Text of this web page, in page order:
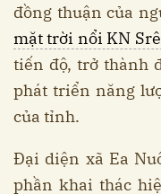
đồng thuận của
mặt trời nổi KN
tiến độ, trở thành
phát triển năng
của tỉnh.
Đại diện xã Ea
phần khai thác